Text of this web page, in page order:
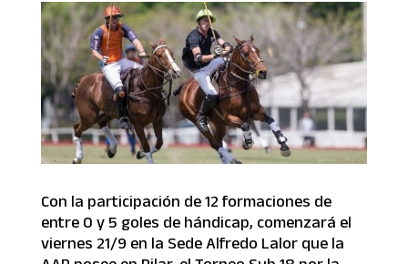
Con la participación de 12 formaciones de
entre 0 y 5 goles de hándicap, comenzará el
viernes 21/9 en la Sede Alfredo Lalor que la